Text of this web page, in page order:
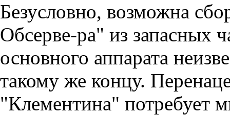
Безусловно, возможна
Обсерве-ра" из запасных
основного аппарата
такому же концу.
"Клементина" по­требует